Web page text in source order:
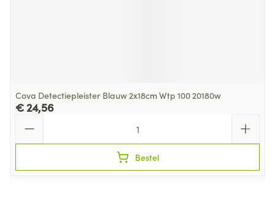
Cova Detectiepleister Blauw 2x18cm Wtp 100 20180w
€ 24,56
Bestel